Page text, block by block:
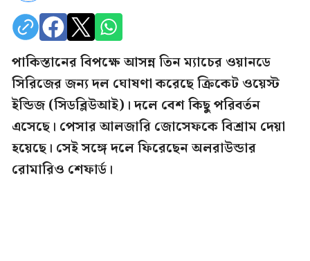
পাকিস্তানের বিপক্ষে আসন্ন তিন ম্যাচের ওয়ানডে
সিরিজের জন্য দল ঘোষণা করেছে ক্রিকেট ওয়েস্ট
ইন্ডিজ (সিডব্লিউআই)। দলে বেশ কিছু পরিবর্তন
এসেছে। পেসার আলজারি জোসেফকে বিশ্রাম দেয়া
হয়েছে। সেই সঙ্গে দলে ফিরেছেন অলরাউন্ডার
রোমারিও শেফার্ড।